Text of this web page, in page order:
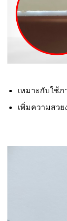
เหมาะกับใช้ภ
เพิ่มความสวย